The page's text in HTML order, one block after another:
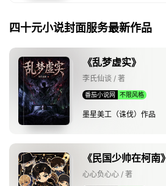
四十元小说封面服务最新作品
《乱梦虚实》
李氏仙谈 / 著
番茄小说网 不限风格
墨星美工（诛伐）作品
《民国少帅在柯南》
心心负心心 / 著